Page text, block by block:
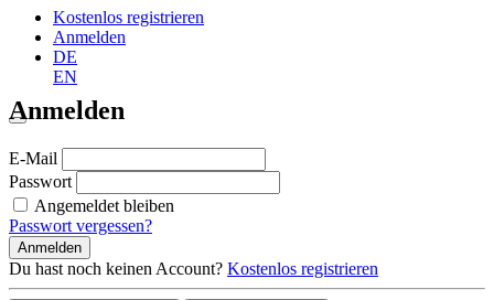
Kostenlos registrieren
Anmelden
DE
EN
Anmelden
E-Mail
Passwort
Angemeldet bleiben
Passwort vergessen?
Anmelden
Du hast noch keinen Account? Kostenlos registrieren